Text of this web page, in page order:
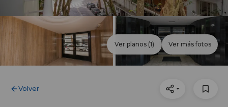
Volver
Ver planos (1) Ver más fotos